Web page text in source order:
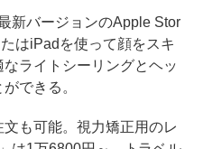
新バージョンのApple Stor
はiPadを使って顔をスキ
ライトシーリングとヘッ
できる。
も可能。視力矯正用のレ